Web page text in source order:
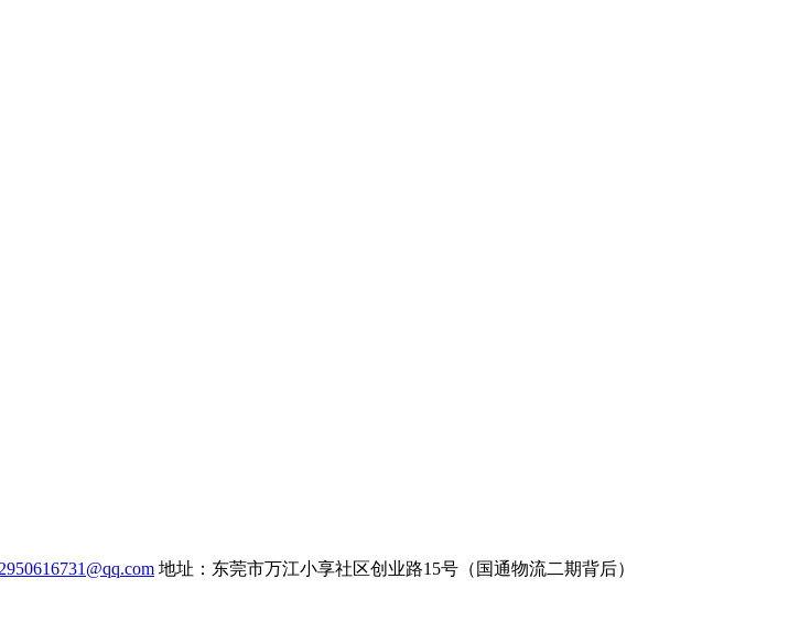
2950616731@qq.com 地址：东莞市万江小享社区创业路15号（国通物流二期背后）